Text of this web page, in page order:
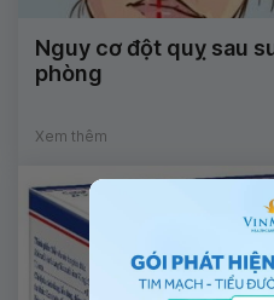
Nguy cơ đột quỵ sau
phòng
Xem thêm